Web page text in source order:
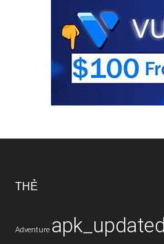
THẺ
Adventure apk_updated